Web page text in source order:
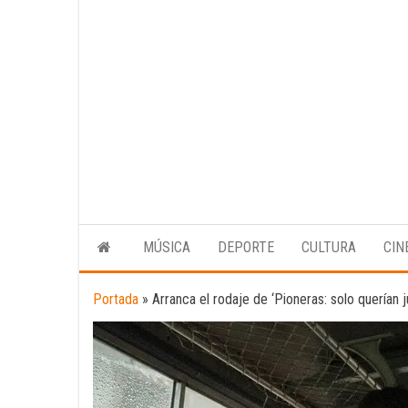
MÚSICA DEPORTE CULTURA
Portada » Arranca el rodaje de ‘Pioneras: solo querían